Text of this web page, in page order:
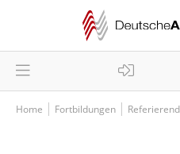
Home Fortbildungen